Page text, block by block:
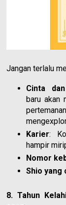
Jangan terlalu
Cinta
baru akan
Karier:
hampir
Nomor
Shio yang
8. Tahun